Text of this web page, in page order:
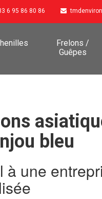
6 95 86 80 86
Frelons /
Guêpes
bleu
à une